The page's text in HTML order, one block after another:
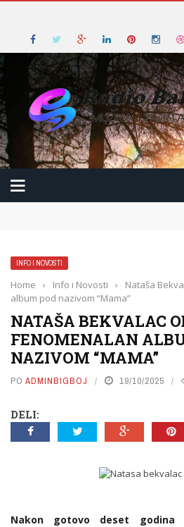
INFO I NOVOSTI
Home › Info i Novosti ›
Nataša
album pod nazivom “Mama”
NATAŠA BEKVALAC
FENOMENALAN
NAZIVOM “MAMA”
PO ADMINBIGBOJ 19/10/2025
DELI:
Nakon gotovo deset godina